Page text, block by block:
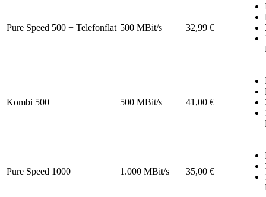
Pure Speed 500 + Telefonflat 500 MBit/s 32,99 €
Kombi 500 500 MBit/s 41,00 €
Pure Speed 1000 1.000 MBit/s 35,00 €